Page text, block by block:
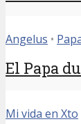
Angelus •
El Papa
Mi vida en Xto